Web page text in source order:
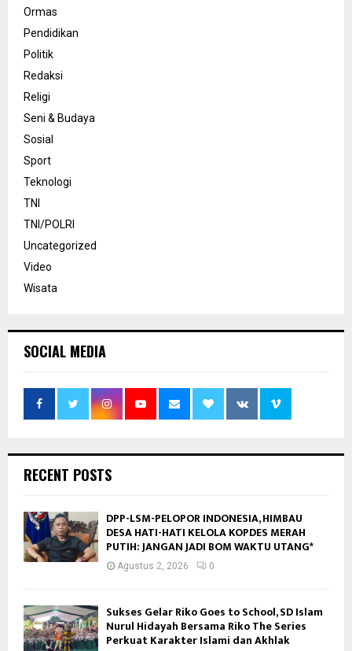
Ormas
Pendidikan
Politik
Redaksi
Religi
Seni & Budaya
Sosial
Sport
Teknologi
TNI
TNI/POLRI
Uncategorized
Video
Wisata
SOCIAL MEDIA
RECENT POSTS
DPP-LSM-PELOPOR INDONESIA, HIMBAU
DESA HATI-HATI KELOLA KOPDES MERAH
PUTIH: JANGAN JADI BOM WAKTU UTANG*
Agustus 2, 2026 0
Sukses Gelar Riko Goes to School, SD Islam
Nurul Hidayah Bersama Riko The Series
Perkuat Karakter Islami dan Akhlak